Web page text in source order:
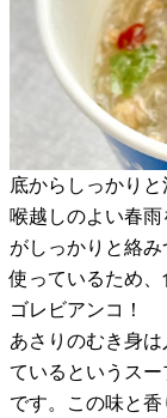
底からしっかり
喉越しのよい春
がしっかりと絡
使っているため
ゴレビアンコ！
あさりのむき身
ているというス
です。この味と